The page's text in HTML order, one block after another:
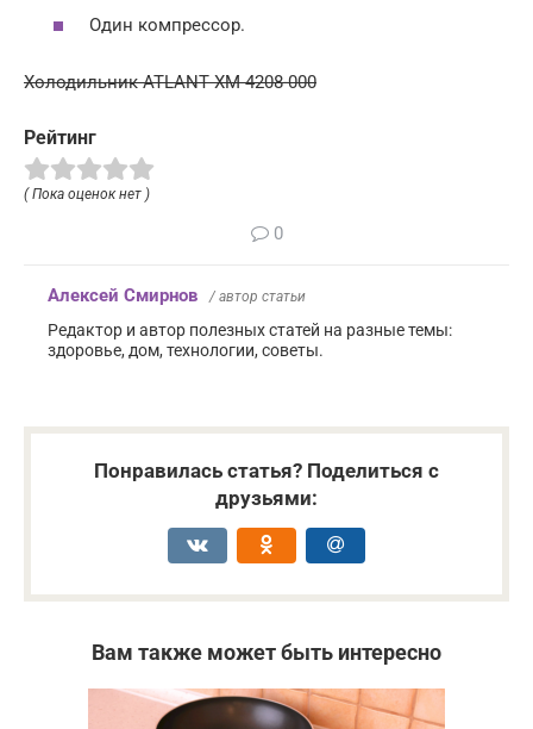
Один компрессор.
Холодильник ATLANT ХМ 4208-000
Рейтинг
( Пока оценок нет )
0
Алексей Смирнов / автор статьи
Редактор и автор полезных статей на разные темы:
здоровье, дом, технологии, советы.
Понравилась статья? Поделиться с
друзьями:
Вам также может быть интересно